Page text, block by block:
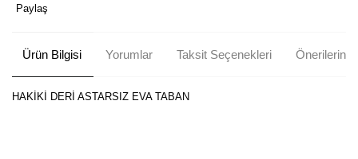
Paylaş
Ürün Bilgisi Yorumlar Taksit Seçenekleri Önerileriniz
HAKİKİ DERİ ASTARSIZ EVA TABAN